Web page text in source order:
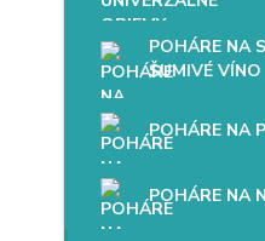
POHÁRE NA
ŠUMIVÉ VÍNO
POHÁRE NA
POHÁRE NA